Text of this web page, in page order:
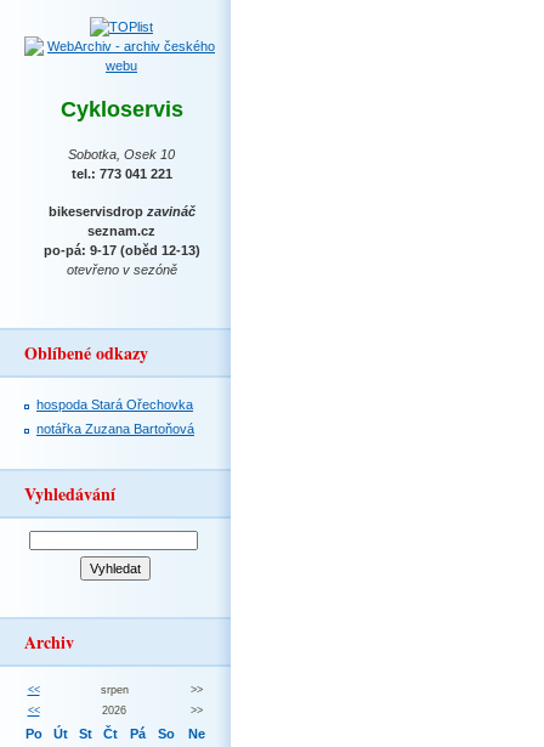
Cykloservis
Sobotka, Osek 10
tel.: 773 041 221
bikeservisdrop zavináč
seznam.cz
po-pá: 9-17 (oběd 12-13)
otevřeno v sezóně
Oblíbené odkazy
hospoda Stará Ořechovka
notářka Zuzana Bartoňová
Vyhledávání
Archiv
<< srpen
>>
<<
2026 >>
Po Út St Čt Pá So Ne